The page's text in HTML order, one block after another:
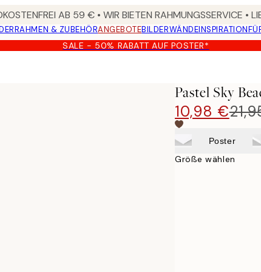
AB 59 € • WIR BIETEN RAHMUNGSSERVICE •
RAHMEN & ZUBEHÖRANGEBOTEBILDERWÄNDEINSPIRATION
SALE - 50% RABATT AUF POSTER*
Pastel Sky
10,98 €
Poster
Größe wählen